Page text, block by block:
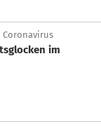
Coronavirus